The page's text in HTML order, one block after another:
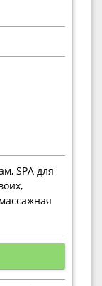
SPA для